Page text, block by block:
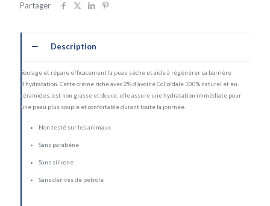
Partager
Description
Soulage et répare efficacement la peau sèche et aide à régénérer sa barrière
d’hydratation. Cette crème riche avec 2% d’avoine Colloïdale 100% naturel et en
céramides, est non grasse et douce, elle assure une hydratation immédiate pour
une peau plus souple et confortable durant toute la journée.
Non testé sur les animaux
Sans parabène
Sans silicone
Sans dérivés de pétrole